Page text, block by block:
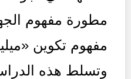
مطورة مفهوم
مفهوم تكوين
وتسلط هذه